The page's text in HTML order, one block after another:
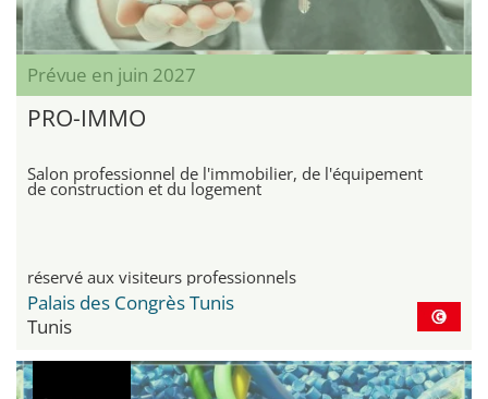
Prévue en juin 2027
PRO-IMMO
Salon professionnel de l'immobilier, de l'équipement
de construction et du logement
réservé aux visiteurs professionnels
Palais des Congrès Tunis
Tunis